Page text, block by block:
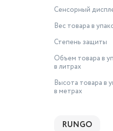
Сенсорный
Вес товара в
Степень защиты
Объем товара в
в литрах
Высота товара в
в метрах
RUNGO